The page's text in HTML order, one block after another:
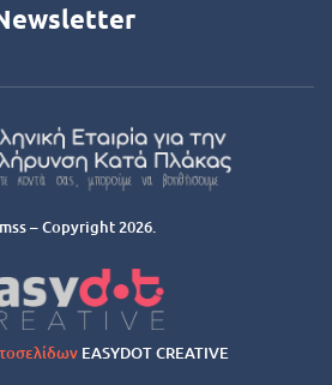
– Copyright 2026.
EASYDOT CREATIVE